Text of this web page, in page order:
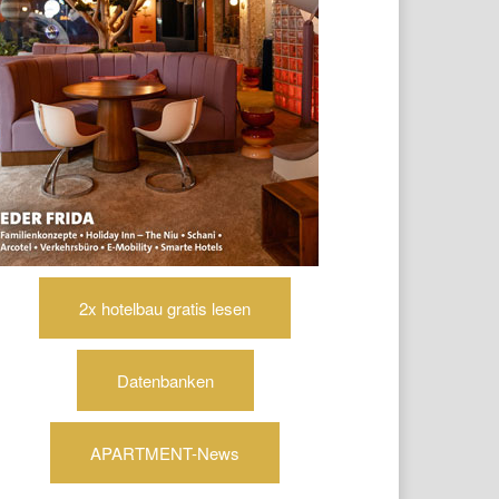
2x hotelbau gratis lesen
Datenbanken
APARTMENT-News